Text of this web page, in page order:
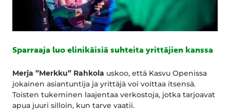
Sparraaja luo elinikäisiä suhteita yrittäjien kanssa
Merja ”Merkku” Rahkola uskoo, että Kasvu Openissa
jokainen asiantuntija ja yrittäjä voi voittaa itsensä.
Toisten tukeminen laajentaa verkostoja, jotka tarjoavat
apua juuri silloin, kun tarve vaatii.